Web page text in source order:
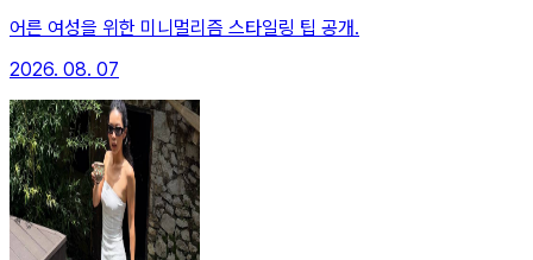
어른 여성을 위한 미니멀리즘 스타일링 팁 공개.
2026. 08. 07